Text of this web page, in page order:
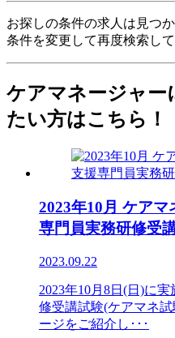
お探しの条件の求人は見つ
条件を変更して再度検索して
ケアマネージャー
たい方はこちら！
2023年10月 ケア
専門員実務研修受
2023.09.22
2023年10月8日(日)に
修受講試験(ケアマネ
ージをご紹介し･･･